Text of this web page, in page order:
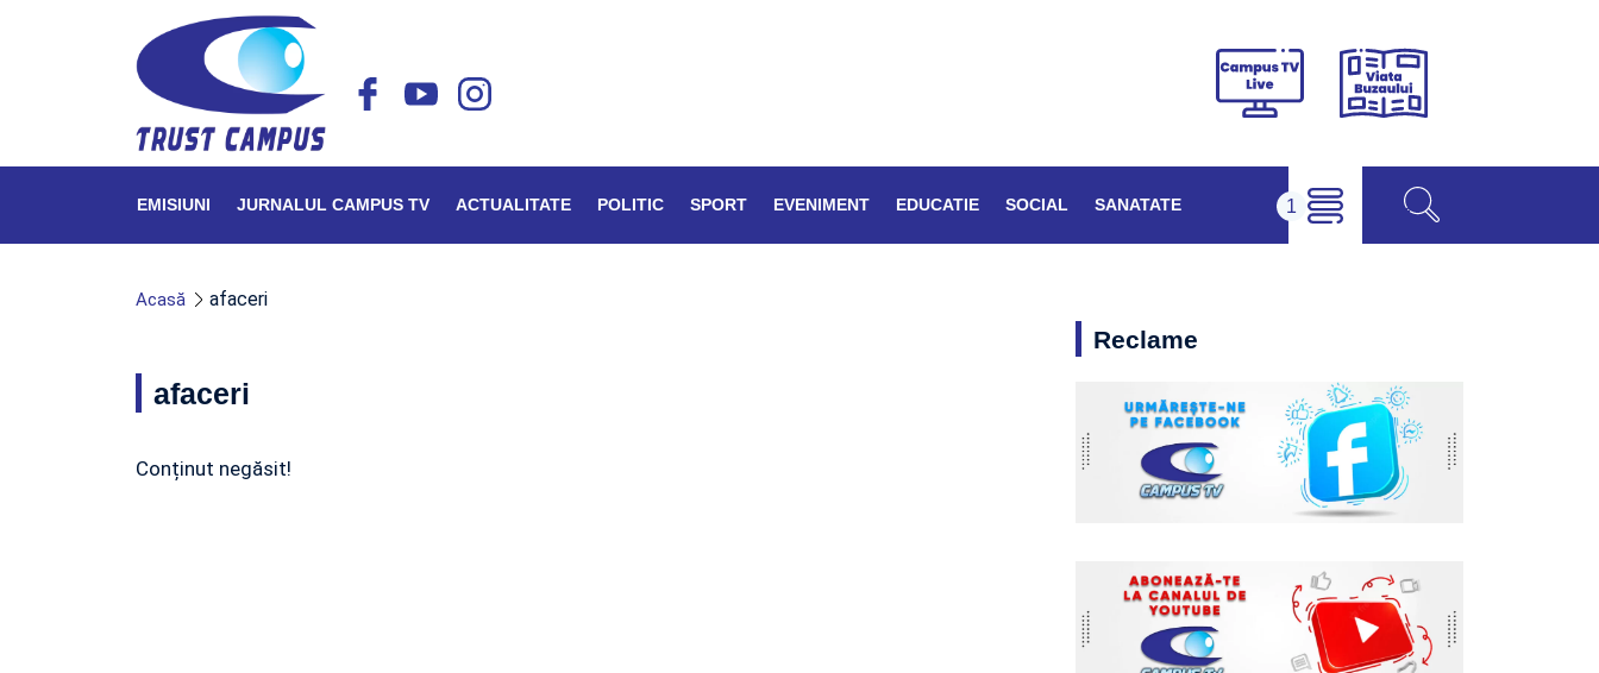
Campus
Viața
EMISIUNI JURNALUL CAMPUS TV ACTUALITATE POLITIC SPORT EVENIMENT EDUCATIE SOCIAL SANATATE
Acasă afaceri
afaceri
Conținut negăsit!
Reclame